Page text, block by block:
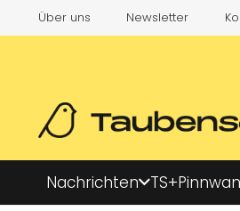
Über uns Newsletter
Nachrichten TS+